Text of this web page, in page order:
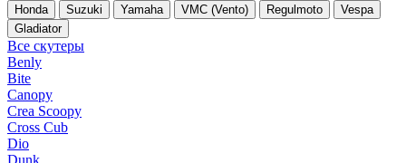
Honda Suzuki Yamaha VMC (Vento) Regulmoto
Vespa
Gladiator
Все скутеры
Benly
Bite
Canopy
Crea Scoopy
Cross Cub
Dio